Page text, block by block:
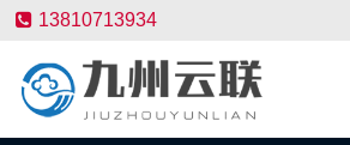
13810713934